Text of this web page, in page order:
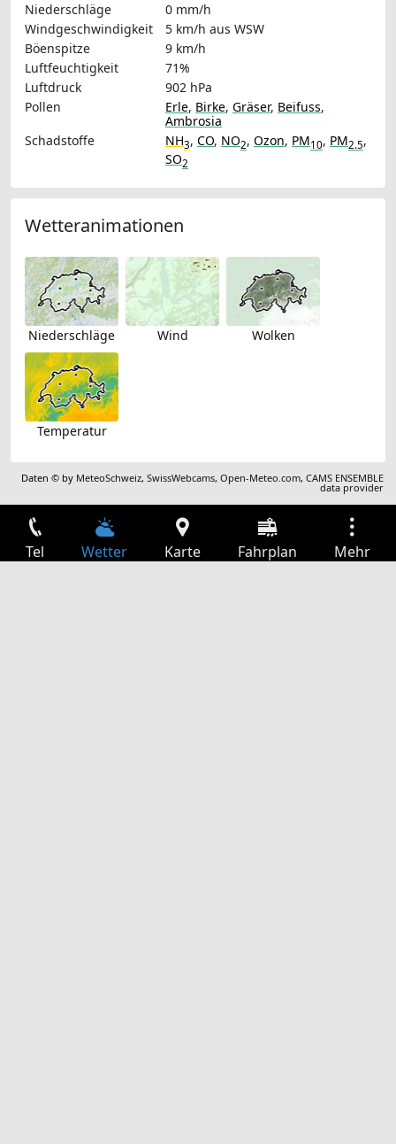
Niederschläge
0 mm/h
Windgeschwindigkeit
5 km/h aus WSW
Böenspitze
9 km/h
Luftfeuchtigkeit
71%
Luftdruck
902 hPa
Pollen
Erle, Birke, Gräser, Beifuss,
Ambrosia
Schadstoffe
NH3, CO, NO2, Ozon, PM10, PM2.5,
SO2
Wetteranimationen
Niederschläge Wind Wolken
Temperatur
Daten © by MeteoSchweiz,SwissWebcams,Open-Meteo.com,CAMS ENSEMBLE
data provider
Tel Wetter Karte Fahrplan Mehr